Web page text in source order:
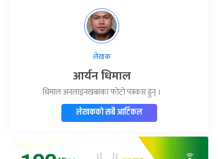
लेखक
आर्यन धिमाल
धिमाल अनलाइनखबरका फोटो पत्रकार हुन् ।
लेखकको सबै आर्टिकल